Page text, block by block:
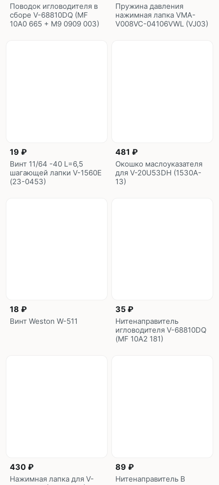
Поводок игловодителя в
сборе V-68810DQ (MF
10A0 665 + M9 0909 003)
Пружина давления
нажимная лапка VMA-
V008VC-04106VWL (VJ03)
19 ₽
Винт 11/64 -40 L=6,5
шагающей лапки V-1560E
(23-0453)
481 ₽
Окошко маслоуказателя
для V-20U53DH (1530A-
13)
18 ₽
Винт Weston W-511
35 ₽
Нитенаправитель
игловодителя V-68810DQ
(MF 10A2 181)
430 ₽
Нажимная лапка для V-
89 ₽
Нитенаправитель B